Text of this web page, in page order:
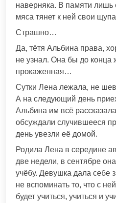
наверняка. В памяти лишь
мяса тянет к ней свои
Страшно…
Да, тётя Альбина права,
не узнал. Она бы до конца
прокаженная…
Сутки Лена лежала, не
А на следующий день
Альбина им всё
обсуждали случившееся
день увезли её домой.
Родила Лена в середине
две недели, в сентябре
учёбу. Девушка дала себе
не вспоминать то, что с
будет учиться, учиться и